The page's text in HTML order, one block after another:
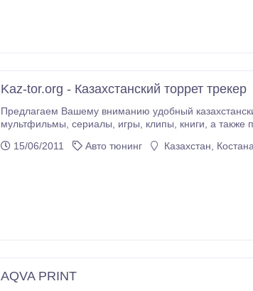
Kaz-tor.org - Казахстанский торрет трекер
Предлагаем Вашему вниманию удобный казахстанский трекер www.kaz-tor.org,
мультфильмы, сериалы, игры, клипы, книги, а также посмотреть онлайн фильмы. На нашем торрент трекере качаем бесплатно!
15/06/2011
Авто тюнинг Казахстан,
AQVA PRINT